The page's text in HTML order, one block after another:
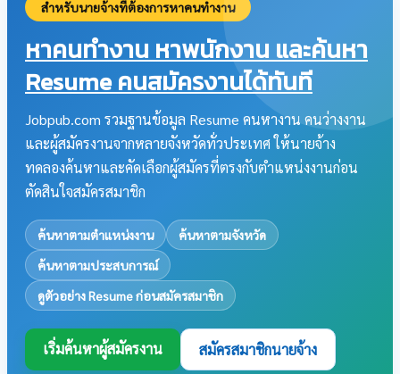
สำหรับนายจ้างที่ต้องการหาคนทำงาน
หาคนทำงาน หาพนักงาน และค้นหา
Resume คนสมัครงานได้ทันที
Jobpub.com รวมฐานข้อมูล Resume คนหางาน คนว่างงาน
และผู้สมัครงานจากหลายจังหวัดทั่วประเทศ ให้นายจ้าง
ทดลองค้นหาและคัดเลือกผู้สมัครที่ตรงกับตำแหน่งงานก่อน
ตัดสินใจสมัครสมาชิก
ค้นหาตามตำแหน่งงาน
ค้นหาตามจังหวัด
ค้นหาตามประสบการณ์
ดูตัวอย่าง Resume ก่อนสมัครสมาชิก
เริ่มค้นหาผู้สมัครงาน สมัครสมาชิกนายจ้าง